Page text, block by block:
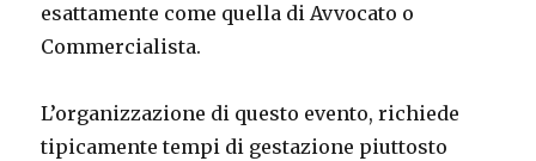
esattamente come quella di Avvocato o
Commercialista.
L’organizzazione di questo evento, richiede
tipicamente tempi di gestazione piuttosto